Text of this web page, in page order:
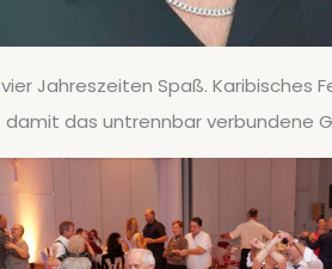
vier Jahreszeiten Spaß. Karibisches
damit das untrennbar verbundene